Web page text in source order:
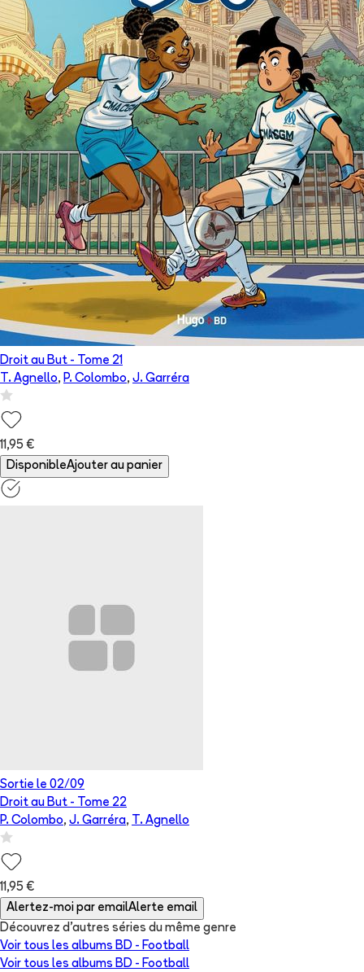
Droit au But - Tome 21
T. Agnello, P. Colombo, J. Garréra
11,95 €
DisponibleAjouter au panier
Sortie le 02/09
Droit au But - Tome 22
P. Colombo, J. Garréra, T. Agnello
11,95 €
Alertez-moi par emailAlerte email
Découvrez d'autres séries du même genre
Voir tous les albums BD - Football
Voir tous les albums BD - Football